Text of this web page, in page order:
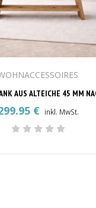
€ inkl. MwSt.